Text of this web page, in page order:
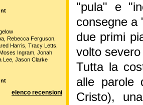
"pula" e
consegne a
due primi
volto
Tutta la
alle parole
Cristo),
Rebecca Ferguson,
Harris, Tracy Letts,
Ingram, Jonah
Lee, Jason Clarke
elenco recensioni